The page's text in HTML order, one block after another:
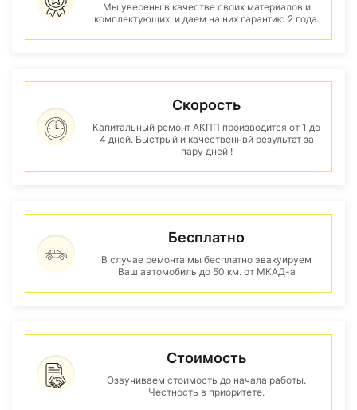
Мы уверены в качестве своих материалов и
комплектующих, и даем на них гарантию 2 года.
Скорость
Капитальный ремонт АКПП производится от 1 до
4 дней. Быстрый и качественнвй результат за
пару дней !
Бесплатно
В случае ремонта мы бесплатно эвакуируем
Ваш автомобиль до 50 км. от МКАД-а
Стоимость
Озвучиваем стоимость до начала работы.
Честность в приоритете.